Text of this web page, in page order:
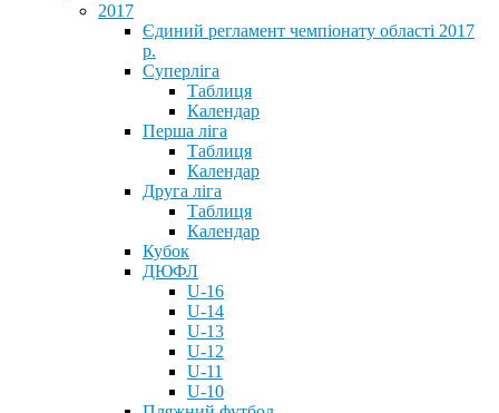
2017
Єдиний регламент чемпіонату області 2017
р.
Суперліга
Таблиця
Календар
Перша ліга
Таблиця
Календар
Друга ліга
Таблиця
Календар
Кубок
ДЮФЛ
U-16
U-14
U-13
U-12
U-11
U-10